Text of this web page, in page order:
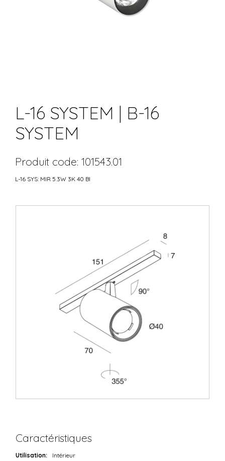
L-16 SYSTEM | B-16
SYSTEM
Produit code: 101543.01
L-16 SYS: MIR 5.3W 3K 40 BI
Caractéristiques
Utilisation:
Intérieur